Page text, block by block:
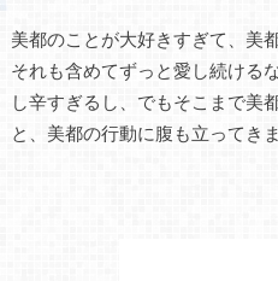
美都のことが大好きすぎて、美
それも含めてずっと愛し続ける
し辛すぎるし、でもそこまで美
と、美都の行動に腹も立ってきま